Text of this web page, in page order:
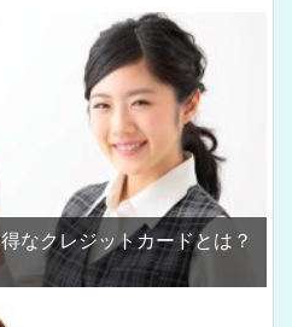
なクレジットカードとは？